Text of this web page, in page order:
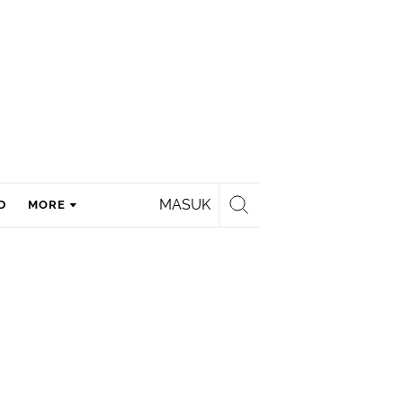
MASUK
MORE